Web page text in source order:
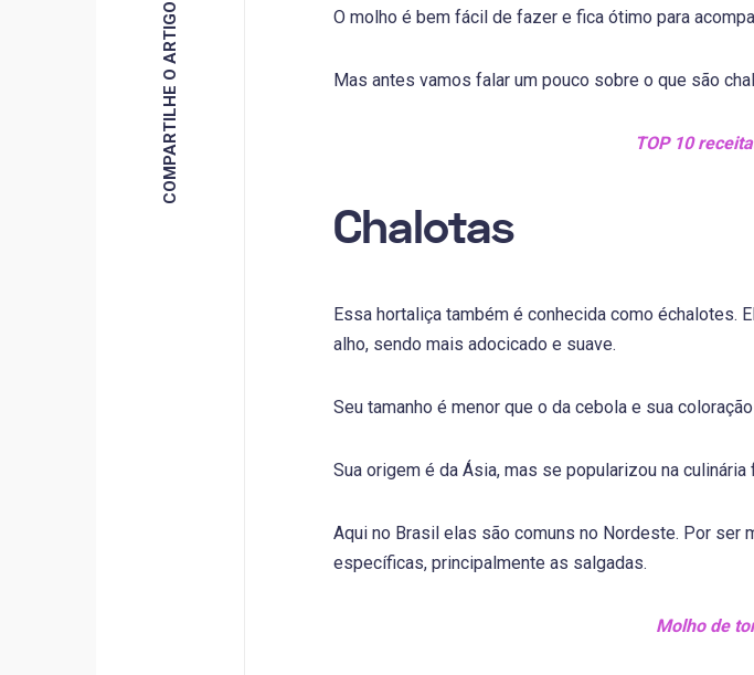
COMPARTILHE O ARTIGO O molho é bem fácil de fazer e fica ótimo para
Mas antes vamos falar um pouco sobre o que são
TOP 10
Chalotas
Essa hortaliça também é conhecida como échalotes.
alho, sendo mais adocicado e suave.
Seu tamanho é menor que o da cebola e sua
Sua origem é da Ásia, mas se popularizou na culinária
Aqui no Brasil elas são comuns no Nordeste. Por ser
específicas, principalmente as salgadas.
Molho de